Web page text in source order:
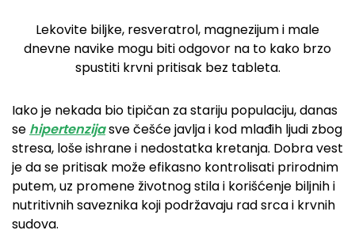
Lekovite biljke, resveratrol, magnezijum i male
dnevne navike mogu biti odgovor na to kako brzo
spustiti krvni pritisak bez tableta.
Iako je nekada bio tipičan za stariju populaciju, danas
se hipertenzijasve češće javlja i kod mlađih ljudi zbog
stresa, loše ishrane i nedostatka kretanja. Dobra vest
je da se pritisak može efikasno kontrolisati prirodnim
putem, uz promene životnog stila i korišćenje biljnih i
nutritivnih saveznika koji podržavaju rad srca i krvnih
sudova.